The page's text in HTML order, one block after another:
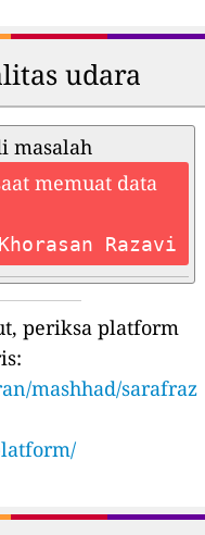
udara
masalah
memuat data
Razavi
periksa platform
mashhad/sarafraz